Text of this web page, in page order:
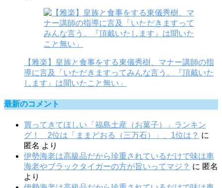
【雅楽】皇族と食事をする東儀秀樹、マナー講師の指
導に言及「いただきますってみんな言う。『頂戴いた
します』は聞いたこと無い」
最新のコメント
買ってきてほしい「福島土産（お菓子）」ランキン
グ！ 2位は「ままどおる（三万石）」、1位は？ に
匿名 より
伊勢海老は高級品だから珍重されているだけで味は車
海老やブラックタイガーの方が旨いってマジ？ に 匿名
より